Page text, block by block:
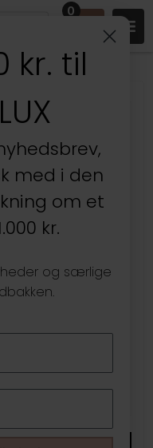
0
kr. til
med i den
om et
kr.
og særlige